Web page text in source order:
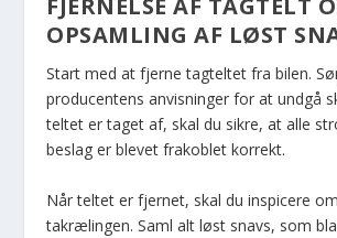
FJERNELSE AF TAGTELT
OPSAMLING AF LØST
Start med at fjerne tagteltet fra bilen.
producentens anvisninger for at undgå
teltet er taget af, skal du sikre, at alle
beslag er blevet frakoblet korrekt.
Når teltet er fjernet, skal du inspicere
takrælingen. Saml alt løst snavs, som